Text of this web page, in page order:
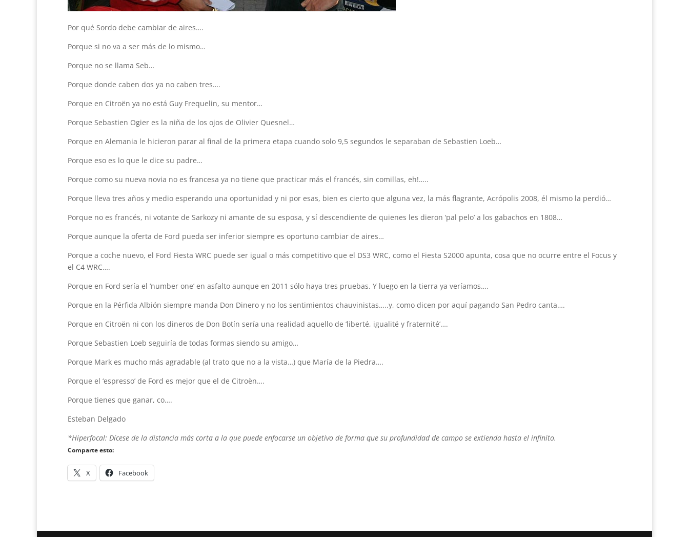
Por qué Sordo debe cambiar de aires….
Porque si no va a ser más de lo mismo…
Porque no se llama Seb…
Porque donde caben dos ya no caben tres….
Porque en Citroën ya no está Guy Frequelin, su mentor…
Porque Sebastien Ogier es la niña de los ojos de Olivier Quesnel…
Porque en Alemania le hicieron parar al final de la primera etapa cuando solo 9,5 segundos le separaban de Sebastien Loeb…
Porque eso es lo que le dice su padre…
Porque como su nueva novia no es francesa ya no tiene que practicar más el francés, sin comillas, eh!…..
Porque lleva tres años y medio esperando una oportunidad y ni por esas, bien es cierto que alguna vez, la más flagrante, Acrópolis 2008, él mismo la perdió…
Porque no es francés, ni votante de Sarkozy ni amante de su esposa, y sí descendiente de quienes les dieron ‘pal pelo’ a los gabachos en 1808…
Porque aunque la oferta de Ford pueda ser inferior siempre es oportuno cambiar de aires…
Porque a coche nuevo, el Ford Fiesta WRC puede ser igual o más competitivo que el DS3 WRC, como el Fiesta S2000 apunta, cosa que no ocurre entre el Focus y
el C4 WRC….
Porque en Ford sería el ‘number one’ en asfalto aunque en 2011 sólo haya tres pruebas. Y luego en la tierra ya veríamos….
Porque en la Pérfida Albión siempre manda Don Dinero y no los sentimientos chauvinistas…..y, como dicen por aquí pagando San Pedro canta….
Porque en Citroën ni con los dineros de Don Botín sería una realidad aquello de ‘liberté, igualité y fraternité’….
Porque Sebastien Loeb seguiría de todas formas siendo su amigo…
Porque Mark es mucho más agradable (al trato que no a la vista…) que María de la Piedra….
Porque el ‘espresso’ de Ford es mejor que el de Citroën….
Porque tienes que ganar, co….
Esteban Delgado
*Hiperfocal: Dícese de la distancia más corta a la que puede enfocarse un objetivo de forma que su profundidad de campo se extienda hasta el infinito.
Comparte esto:
X Facebook